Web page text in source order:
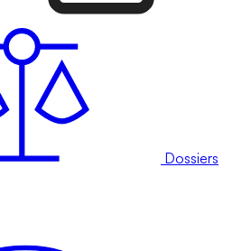
Dossiers